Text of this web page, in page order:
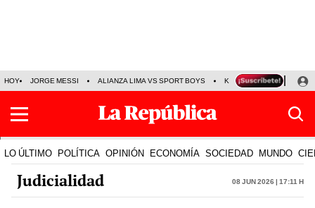
HOY JORGE MESSI ALIANZA LIMA VS SPORT BOYS KENJI FUJIMORI
LO ÚLTIMO POLÍTICA OPINIÓN ECONOMÍA SOCIEDAD MUNDO
Judicialidad 08 Jun 2026 | 17:11 h